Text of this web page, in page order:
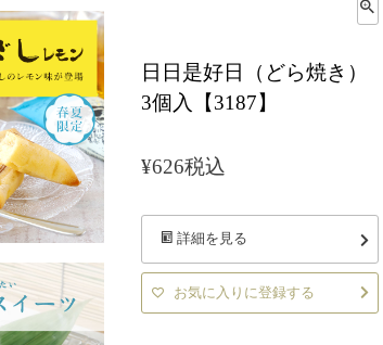
日日是好日（どら焼き）
3個入【3187】
¥626税込
詳細を見る
お気に入りに登録する